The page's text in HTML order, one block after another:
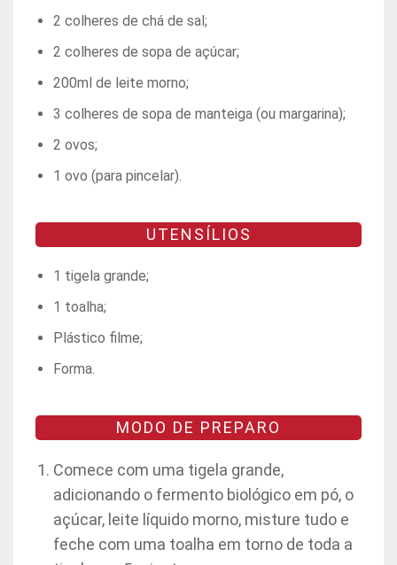
2 colheres de chá de sal;
2 colheres de sopa de açúcar;
200ml de leite morno;
3 colheres de sopa de manteiga (ou margarina);
2 ovos;
1 ovo (para pincelar).
UTENSÍLIOS
1 tigela grande;
1 toalha;
Plástico filme;
Forma.
MODO DE PREPARO
Comece com uma tigela grande,
adicionando o fermento biológico em pó, o
açúcar, leite líquido morno, misture tudo e
feche com uma toalha em torno de toda a